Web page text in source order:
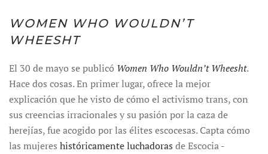
WOMEN WHO WOULDN’T
WHEESHT
El 30 de mayo se publicó Women Who Wouldn’t Wheesht.
Hace dos cosas. En primer lugar, ofrece la mejor
explicación que he visto de cómo el activismo trans, con
sus creencias irracionales y su pasión por la caza de
herejías, fue acogido por las élites escocesas. Capta cómo
las mujeres históricamente luchadoras de Escocia -